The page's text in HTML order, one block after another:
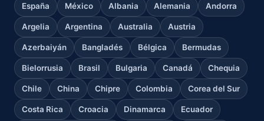
España México Albania Alemania Andorra
Argelia Argentina Australia Austria
Azerbaiyán Bangladés Bélgica Bermudas
Bielorrusia Brasil Bulgaria Canadá Chequia
Chile China Chipre Colombia Corea del Sur
Costa Rica Croacia Dinamarca Ecuador